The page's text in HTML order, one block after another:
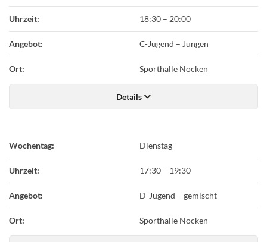
Uhrzeit: 18:30 – 20:00
Angebot: C-Jugend – Jungen
Ort: Sporthalle Nocken
Details
Wochentag: Dienstag
Uhrzeit: 17:30 – 19:30
Angebot: D-Jugend – gemischt
Ort: Sporthalle Nocken